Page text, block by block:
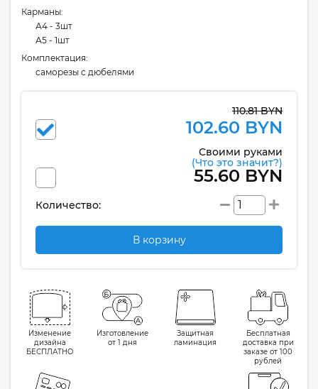
Карманы:
А4 - 3шт
А5 - 1шт
Комплектация:
cаморезы с дюбелями
110.81 BYN
102.60 BYN
Своими руками
(Что это значит?)
55.60 BYN
Количество:
В корзину
Изменение
дизайна
БЕСПЛАТНО
Изготовление
от 1 дня
Защитная
ламинация
Бесплатная
доставка при
заказе от 100
рублей